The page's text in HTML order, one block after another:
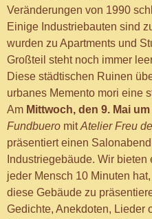
Veränderungen von 1990
Einige Industriebauten sind
wurden zu Apartments und
Großteil steht noch immer
Diese städtischen Ruinen
urbanes Memento mori eine
Am Mittwoch, den 9. Mai
Fundbuero mitAtelier Freu
präsentiert einen
Industriegebäude. Wir
jeder Mensch 10 Minuten
diese Gebäude zu
Gedichte, Anekdoten, Lieder